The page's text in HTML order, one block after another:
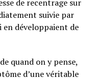
de recentrage sur
suivie par
développaient de
quand on y pense,
d’une véritable